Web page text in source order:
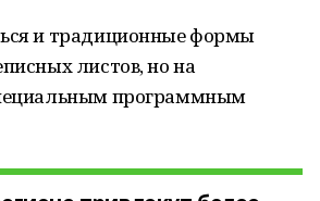
и традиционные формы
листов, но на
программным